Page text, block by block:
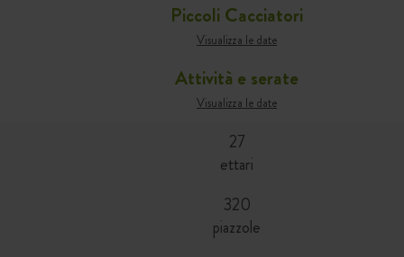
Piccoli Cacciatori
Visualizza le date
Attività e serate
Visualizza le date
27
ettari
320
piazzole